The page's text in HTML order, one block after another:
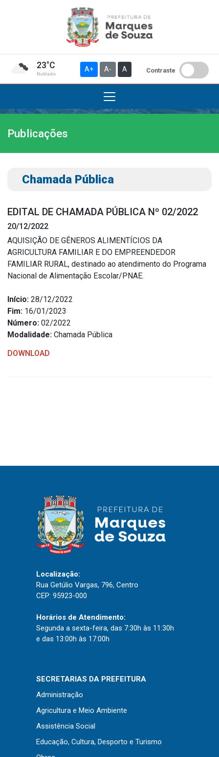
23°C
Nublado
A+ A- A Contraste
Institucional
A Prefeitura
Gabinete do Vice-prefeito
Símbolos Oficiais
Estrutura Organizacional
Administração
Agricultura e Meio Ambiente
Assistência Social
Educação, Cultura, Desporto e Turismo
Nota Fiscal Eletrônica
Portal do Cidadão
Portal do Servidor
Diário Oficial (Novo)
Diário Oficial (Até 30/04)
Recursos Humanos
Processo Seletivo
Instruções Normativas
Licitações
Dispensas e Inexigibilidades
Chamamentos Públicos
Leis, Decretos e Portarias
Publicações
Chamada Pública
EDITAL DE CHAMADA PÚBLICA Nº 02/2022
20/12/2022
AQUISIÇÃO DE GÊNEROS ALIMENTÍCIOS DA
AGRICULTURA FAMILIAR E DO EMPREENDEDOR
FAMILIAR RURAL, destinado ao atendimento do Programa
Nacional de Alimentação Escolar/PNAE.
Início: 28/12/2022
Fim: 16/01/2023
Número: 02/2022
Modalidade: Chamada Pública
DOWNLOAD
Localização:
Rua Getúlio Vargas, 796, Centro
CEP: 95923-000
Horários de Atendimento:
Segunda a sexta-feira, das 7:30h às 11:30h
e das 13:00h às 17:00h
SECRETARIAS DA PREFEITURA
Administração
Agricultura e Meio Ambiente
Assistência Social
Educação, Cultura, Desporto e Turismo